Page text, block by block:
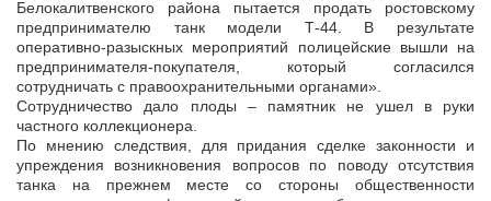
Белокалитвенского района пытается продать ростовскому
предпринимателю танк модели Т-44. В результате
оперативно-разыскных мероприятий полицейские вышли на
предпринимателя-покупателя, который согласился
сотрудничать с правоохранительными органами».
Сотрудничество дало плоды – памятник не ушел в руки
частного коллекционера.
По мнению следствия, для придания сделке законности и
упреждения возникновения вопросов по поводу отсутствия
танка на прежнем месте со стороны общественности